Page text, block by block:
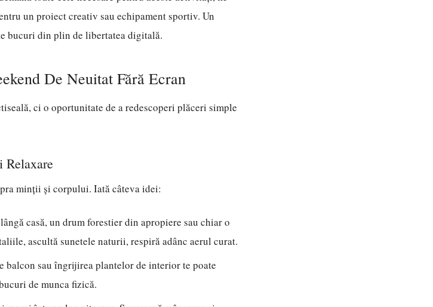
un proiect creativ sau echipament sportiv. Un
bucuri din plin de libertatea digitală.
De Neuitat Fără Ecran
ci o oportunitate de a redescoperi plăceri simple
Relaxare
minții și corpului. Iată câteva idei:
casă, un drum forestier din apropiere sau chiar o
ascultă sunetele naturii, respiră adânc aerul curat.
balcon sau îngrijirea plantelor de interior te poate
de munca fizică.